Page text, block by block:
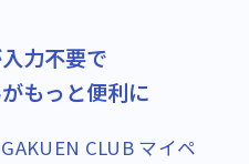
力不要で
もっと便利に
CLUB マイペ